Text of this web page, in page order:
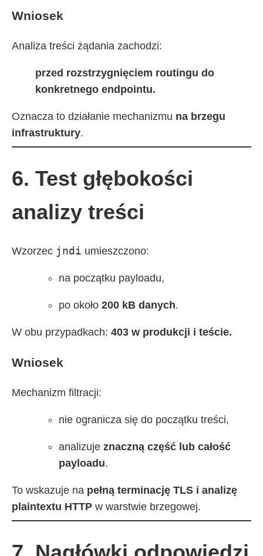
Wniosek
Analiza treści żądania zachodzi:
przed rozstrzygnięciem routingu do
konkretnego endpointu.
Oznacza to działanie mechanizmu na brzegu
infrastruktury.
6. Test głębokości
analizy treści
Wzorzec jndi umieszczono:
na początku payloadu,
po około 200 kB danych.
W obu przypadkach: 403 w produkcji i teście.
Wniosek
Mechanizm filtracji:
nie ogranicza się do początku treści,
analizuje znaczną część lub całość
payloadu.
To wskazuje na pełną terminację TLS i analizę
plaintextu HTTP w warstwie brzegowej.